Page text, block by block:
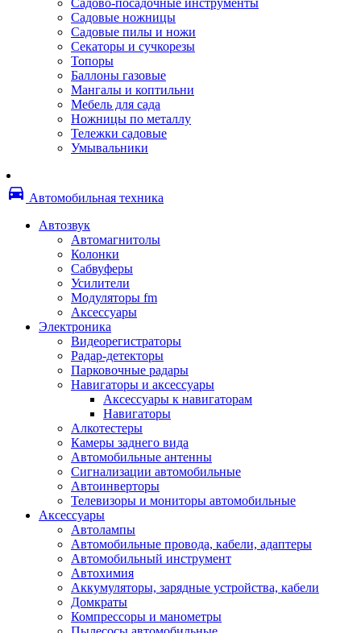
Чернила и заправки
Фотобарабаны
Оригинальные расходные материалы
Для лазерных устройств печати
Матричные картриджи
Опции
Струйные картриджи
Термопленки
Картриджи лазерные, тонер-картриджи
Лазерные оригинальные
Снпч
Струйные оригинальные
Материалы для переплета
Запчасти и другие расходные материалы
Автоподатчики
Блоки лазера
(памперс)
Валы переноса заряда/магнитные валы
Валы резиновые/тефлоновые
Втулки/подшипники/бушинги
Девелоперы
Дозирущие лезвия
Другие зип
Кабели
Крышки
Лампы
Лотки, кассеты
Моторы/двигатели/редукторы
Платы форматирования
Ракели
Ролики/наборы роликов/насадки
Сервисные наборы
Смазки
Садовые ножницы
Садовые пилы и ножи
Секаторы и сучкорезы
Топоры
Баллоны газовые
Мангалы и коптильни
Мебель для сада
Ножницы по металлу
Тележки садовые
Умывальники
directions_car Автомобильная техника
Автозвук
Автомагнитолы
Колонки
Сабвуферы
Усилители
Модуляторы fm
Аксессуары
Электроника
Видеорегистраторы
Радар-детекторы
Парковочные радары
Навигаторы и аксессуары
Аксессуары к навигаторам
Навигаторы
Алкотестеры
Камеры заднего вида
Автомобильные антенны
Сигнализации автомобильные
Автоинверторы
Телевизоры и мониторы автомобильные
Аксессуары
Автолампы
Автомобильные провода, кабели, адаптеры
Автомобильный инструмент
Автохимия
Аккумуляторы, зарядные устройства, кабели
Домкраты
Компрессоры и манометры